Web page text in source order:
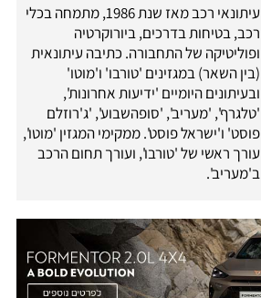
עיתונאי רכב מאז שנת 1986, מתמחה בכלי
רכב, בטיחות בדרכים, ביורוקרטיה
ופוליטיקה של התחבורה. כתיבה עיתונאית
(בין השאר) במגזינים 'טורבו' ו'מוטו'
ובעיתונים היומיים 'ידיעות אחרונות',
'טלגרף', 'מעריב', 'סופהשבוע', 'ג'רוזלם
פוסט' ו'ישראל פוסט'. ממקימי המגזין 'מוטו',
עורך ראשי של 'טורבו', ועורך תחום הרכב
ב'מעריב'.